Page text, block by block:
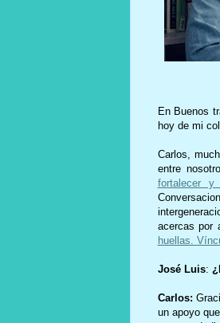
En Buenos
hoy de mi
Carlos,
entre
fortalecer y
acercas por
huellas.
José Luis:
Carlos:
un apoyo